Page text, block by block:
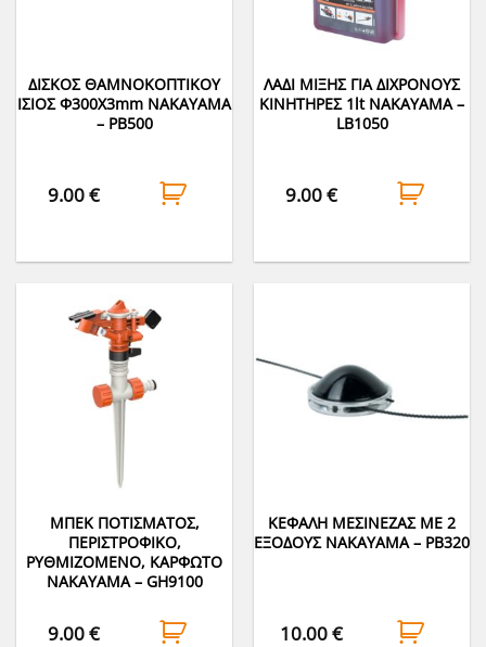
ΔΙΣΚΟΣ ΘΑΜΝΟΚΟΠΤΙΚΟΥ
ΙΣΙΟΣ Φ300Χ3mm NAKAYAMA
– PB500
9.00€
ΛΑΔΙ ΜΙΞΗΣ ΓΙΑ ΔΙΧΡΟΝΟΥΣ
ΚΙΝΗΤΗΡΕΣ 1lt NAKAYAMA –
LB1050
9.00€
ΜΠΕΚ ΠΟΤΙΣΜΑΤΟΣ,
ΠΕΡΙΣΤΡΟΦΙΚΟ,
ΡΥΘΜΙΖΟΜΕΝΟ, ΚΑΡΦΩΤΟ
NAKAYAMA – GH9100
9.00€
ΚΕΦΑΛΗ ΜΕΣΙΝΕΖΑΣ ΜΕ 2
ΕΞΟΔΟΥΣ NAKAYAMA – PB320
10.00€